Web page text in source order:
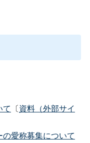
て 〔資料（外部サイ
愛称募集について